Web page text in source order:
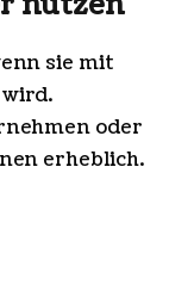
sie mit
oder
erheblich.